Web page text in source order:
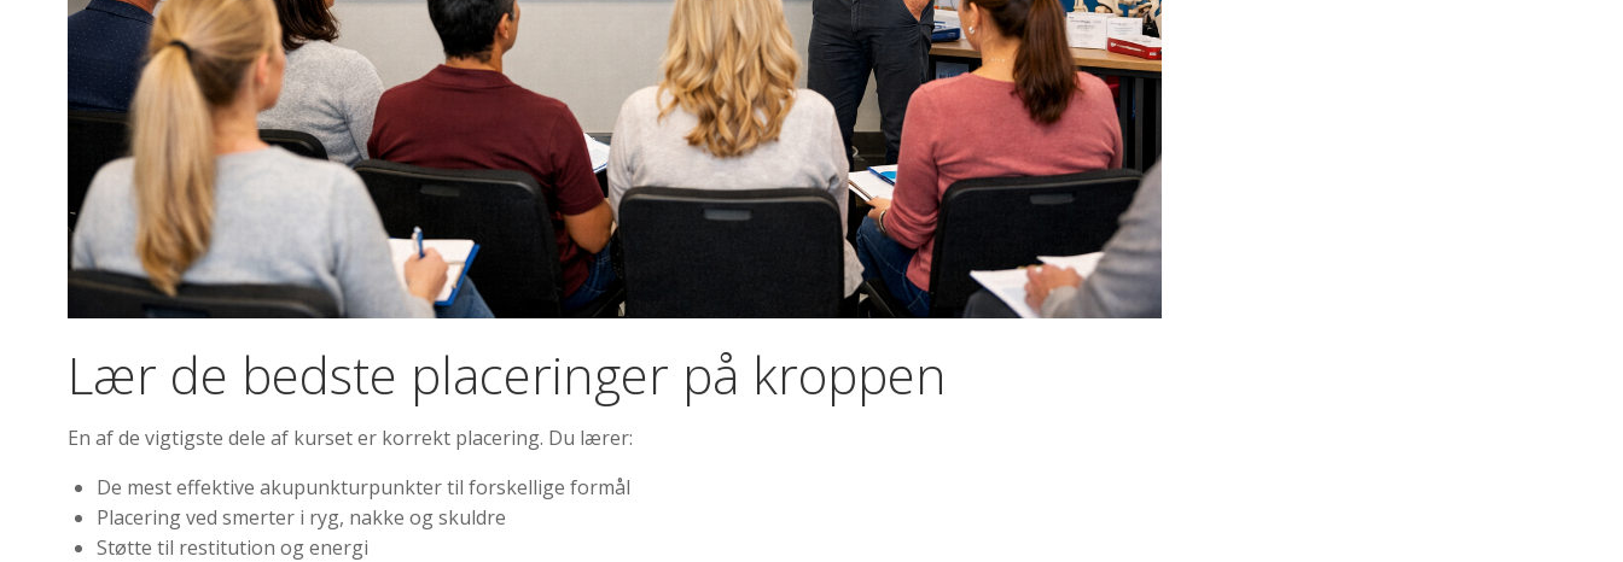
Lær de bedste placeringer på kroppen
En af de vigtigste dele af kurset er korrekt placering. Du lærer:
De mest effektive akupunkturpunkter til forskellige formål
Placering ved smerter i ryg, nakke og skuldre
Støtte til restitution og energi